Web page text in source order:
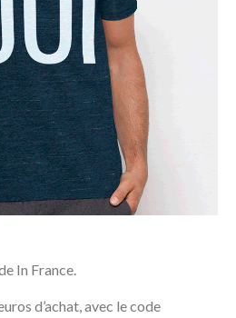
In France.
d’achat, avec le code